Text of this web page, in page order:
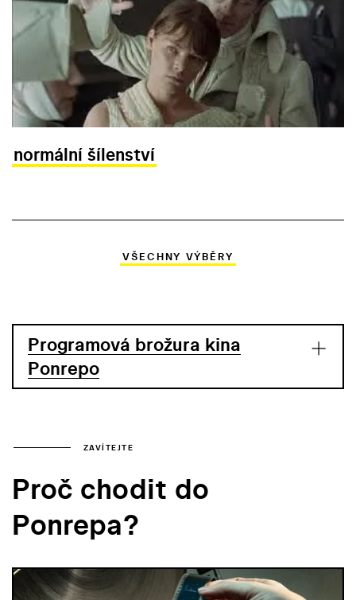
normální šílenství
VŠECHNY VÝBĚRY
Programová brožura kina
Ponrepo
ZAVÍTEJTE
Proč chodit do
Ponrepa?